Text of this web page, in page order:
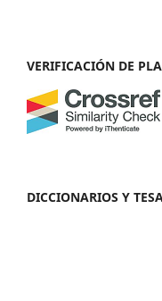
VERIFICACIÓN DE
DICCIONARIOS Y